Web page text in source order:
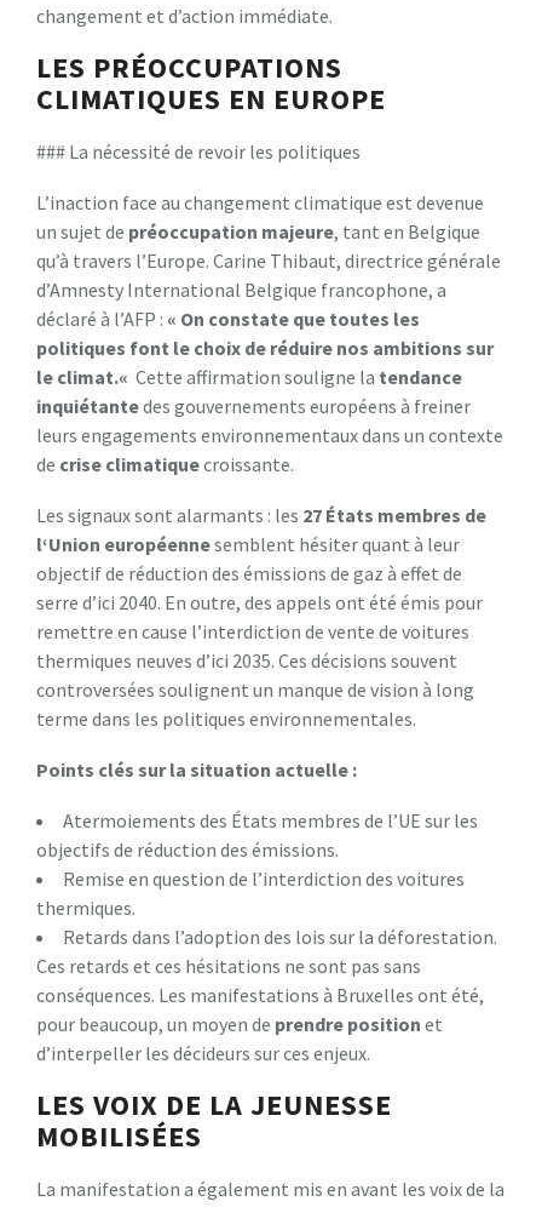
changement et d’action immédiate.
LES PRÉOCCUPATIONS
CLIMATIQUES EN EUROPE
### La nécessité de revoir les politiques
L’inaction face au changement climatique est devenue
un sujet de préoccupation majeure, tant en Belgique
qu’à travers l’Europe. Carine Thibaut, directrice générale
d’Amnesty International Belgique francophone, a
déclaré à l’AFP : « On constate que toutes les
politiques font le choix de réduire nos ambitions sur
le climat.« Cette affirmation souligne la tendance
inquiétantedes gouvernements européens à freiner
leurs engagements environnementaux dans un contexte
de crise climatiquecroissante.
Les signaux sont alarmants : les 27 États membres de
l‘Union européennesemblent hésiter quant à leur
objectif de réduction des émissions de gaz à effet de
serre d’ici 2040. En outre, des appels ont été émis pour
remettre en cause l’interdiction de vente de voitures
thermiques neuves d’ici 2035. Ces décisions souvent
controversées soulignent un manque de vision à long
terme dans les politiques environnementales.
Points clés sur la situation actuelle :
Atermoiements des États membres de l’UE sur les
objectifs de réduction des émissions.
Remise en question de l’interdiction des voitures
thermiques.
Retards dans l’adoption des lois sur la déforestation.
Ces retards et ces hésitations ne sont pas sans
conséquences. Les manifestations à Bruxelles ont été,
pour beaucoup, un moyen de prendre position et
d’interpeller les décideurs sur ces enjeux.
LES VOIX DE LA JEUNESSE
MOBILISÉES
La manifestation a également mis en avant les voix de la